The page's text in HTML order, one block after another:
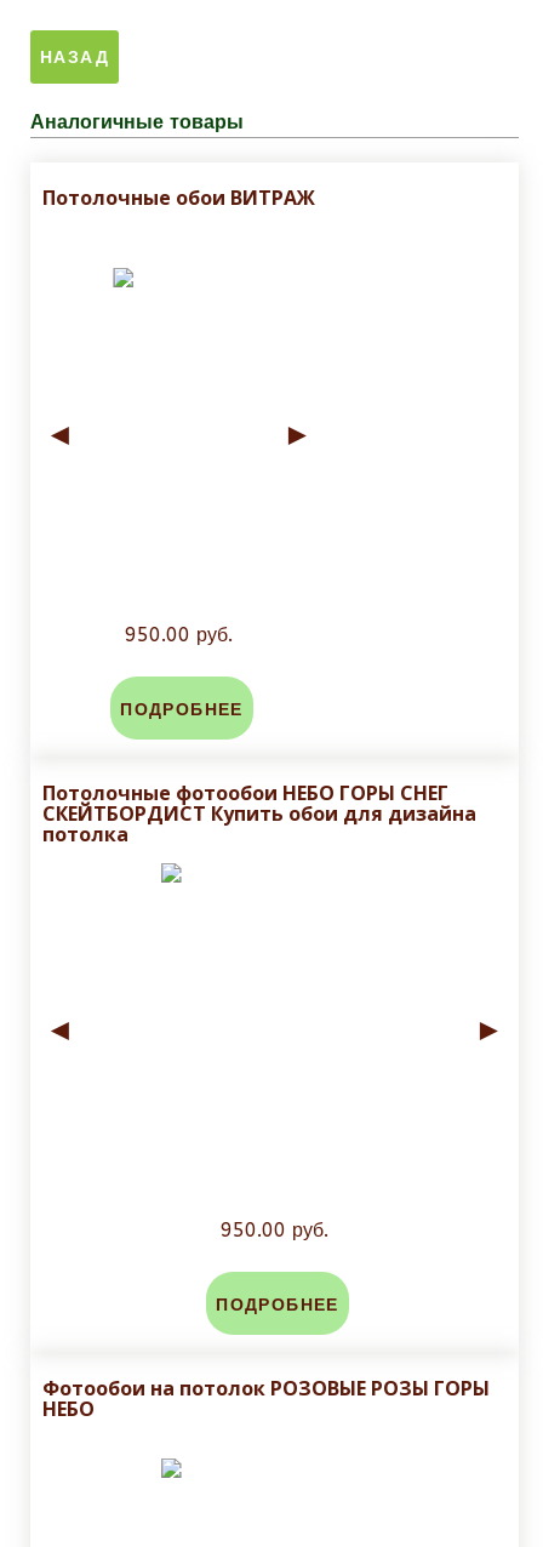
Аналогичные товары
Потолочные обои ВИТРАЖ
◄ ►
950.00 руб.
ПОДРОБНЕЕ
Потолочные фотообои НЕБО ГОРЫ СНЕГ
СКЕЙТБОРДИСТ Купить обои для дизайна
потолка
◄ ►
950.00 руб.
ПОДРОБНЕЕ
Фотообои на потолок РОЗОВЫЕ РОЗЫ ГОРЫ
НЕБО